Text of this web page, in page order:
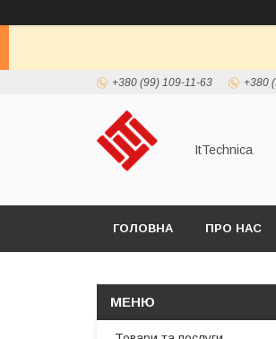
+380 (99) 109-11-63 +380
ItTechnica
ГОЛОВНА ПРО НАС